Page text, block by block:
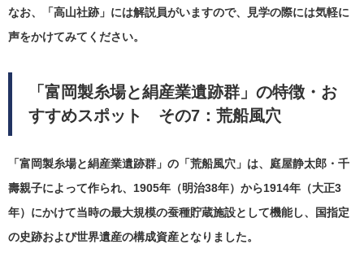
なお、「高山社跡」には解説員がいますので、見学の際には気軽に
声をかけてみてください。
「富岡製糸場と絹産業遺跡群」の特徴・お
すすめスポット その7：荒船風穴
「富岡製糸場と絹産業遺跡群」の「荒船風穴」は、庭屋静太郎・千
壽親子によって作られ、1905年（明治38年）から1914年（大正3
年）にかけて当時の最大規模の蚕種貯蔵施設として機能し、国指定
の史跡および世界遺産の構成資産となりました。